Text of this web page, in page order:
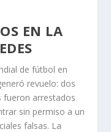
EN LA
de fútbol en
revuelo: dos
fueron arrestados
sin permiso a un
falsas. La